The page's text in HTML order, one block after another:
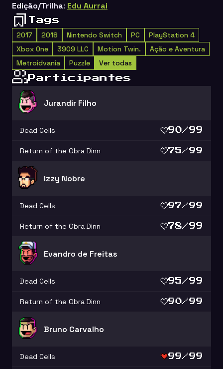
Edição/Trilha: Edu Aurrai
Tags
2017 2018 Nintendo Switch PC
PlayStation 4
Xbox One
3909 LLC Motion Twin.
Ação e Aventura
Metroidvania
Puzzle Ver todas
Participantes
Jurandir Filho
Dead Cells 90/99
Return of the Obra Dinn 75/99
Izzy Nobre
Dead Cells 97/99
Return of the Obra Dinn 78/99
Evandro de Freitas
Dead Cells 95/99
Return of the Obra Dinn 90/99
Bruno Carvalho
Dead Cells 99/99